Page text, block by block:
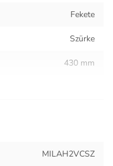
Fekete
Szürke
430 mm
Fém
MILAH2VCSZ